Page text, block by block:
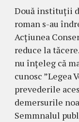
Două instituții
roman s-au
Acțiunea
reduce la
nu înțeleg că
cunosc ”Legea
prevederile
demersurile
Semmnalul